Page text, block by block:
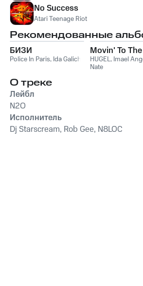
No Success
Atari Teenage Riot
Рекомендованные
БИЗИ
Police In Paris, Ida Galich
Movin' To
HUGEL, Imael
Nate
О треке
Лейбл
N2O
Исполнитель
Dj Starscream, Rob Gee, N8LOC